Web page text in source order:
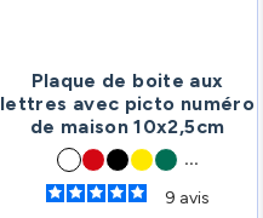
Plaque de boite aux
lettres avec picto numéro
de maison 10x2,5cm
...
9 avis